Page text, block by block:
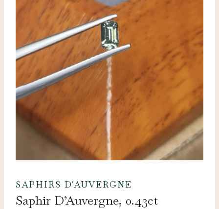
SAPHIRS D'AUVERGNE
Saphir D’Auvergne, 0.43ct